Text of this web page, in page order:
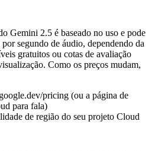
Gemini 2.5 é baseado no uso e pode
segundo de áudio, dependendo da
gratuitos ou cotas de avaliação
Como os preços mudam,
pricing (ou a página de
para fala)
de região do seu projeto Cloud